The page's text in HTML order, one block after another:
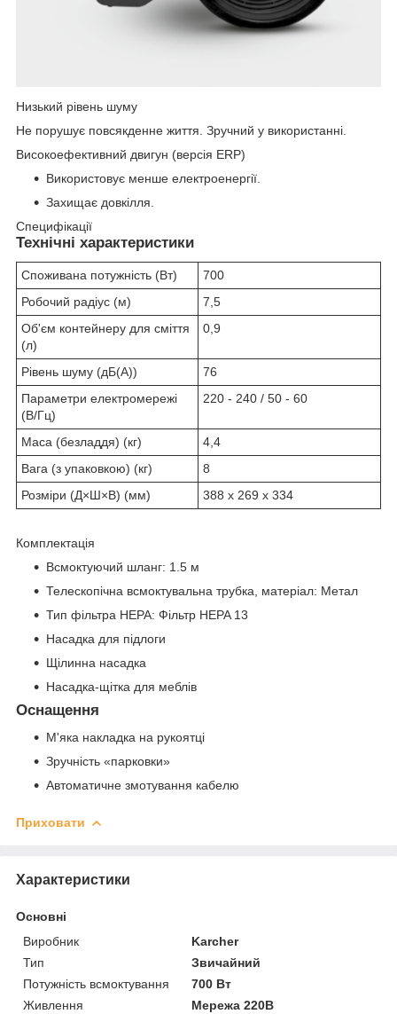
Низький рівень шуму
Не порушує повсякденне життя. Зручний у використанні.
Високоефективний двигун (версія ERP)
Використовує менше електроенергії.
Захищає довкілля.
Специфікації
Технічні характеристики
Споживана потужність (Вт)
700
Робочий радіус (м)
7,5
Об'єм контейнеру для сміття
(л)
0,9
Рівень шуму (дБ(А))
76
Параметри електромережі
(В/Гц)
220 - 240 / 50 - 60
Маса (безладдя) (кг)
4,4
Вага (з упаковкою) (кг)
8
Розміри (Д×Ш×В) (мм)
388 x 269 x 334
Комплектація
Всмоктуючий шланг: 1.5 м
Телескопічна всмоктувальна трубка, матеріал: Метал
Тип фільтра HEPA: Фільтр HEPA 13
Насадка для підлоги
Щілинна насадка
Насадка-щітка для меблів
Оснащення
М'яка накладка на рукоятці
Зручність «парковки»
Автоматичне змотування кабелю
Приховати
Характеристики
Основні
Виробник
Karcher
Тип
Звичайний
Потужність всмоктування
700 Вт
Живлення
Мережа 220В